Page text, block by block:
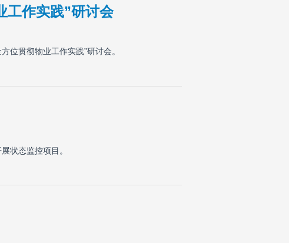
工作实践”研讨会
贯彻物业工作实践”研讨会。
状态监控项目。